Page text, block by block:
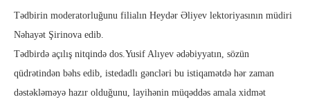
Tədbirin moderatorluğunu filialın Heydər Əliyev lektoriyasının müdiri
Nəhayət Şirinova edib.
Tədbirdə açılış nitqində dos.Yusif Alıyev ədəbiyyatın, sözün
qüdrətindən bəhs edib, istedadlı gəncləri bu istiqamətdə hər zaman
dəstəkləməyə hazır olduğunu, layihənin müqəddəs amala xidmət